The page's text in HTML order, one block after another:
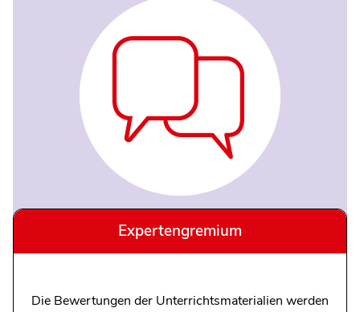
Expertengremium
Die Bewertungen der Unterrichtsmaterialien werden